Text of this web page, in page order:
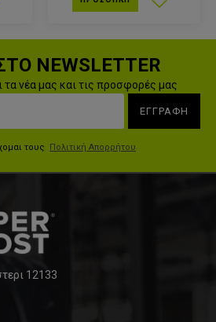
NEWSLETTER
τα νέα μας και τις προσφορές μας
ΕΓΓΡΑΦΗ
τους Πολιτική Απορρήτου
12133